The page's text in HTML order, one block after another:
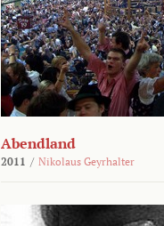
Abendland
2011 / Nikolaus Geyrhalter